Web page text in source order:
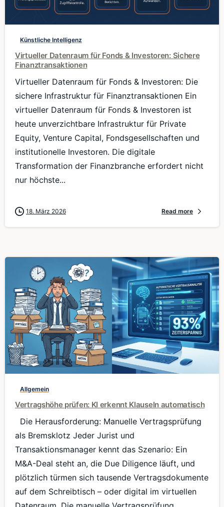
Künstliche Intelligenz
Virtueller Datenraum für Fonds & Investoren: Sichere
Finanztransaktionen
Virtueller Datenraum für Fonds & Investoren: Die
sichere Infrastruktur für Finanztransaktionen Ein
virtueller Datenraum für Fonds & Investoren ist
heute unverzichtbare Infrastruktur für Private
Equity, Venture Capital, Fondsgesellschaften und
institutionelle Investoren. Die digitale
Transformation der Finanzbranche erfordert nicht
nur höchste...
18. März 2026 Read more
Allgemein
Vertragshöhe prüfen: KI erkennt Klauseln automatisch
Die Herausforderung: Manuelle Vertragsprüfung
als Bremsklotz Jeder Jurist und
Transaktionsmanager kennt das Szenario: Ein
M&A-Deal steht an, die Due Diligence läuft, und
plötzlich türmen sich tausende Vertragsdokumente
auf dem Schreibtisch – oder digital im virtuellen